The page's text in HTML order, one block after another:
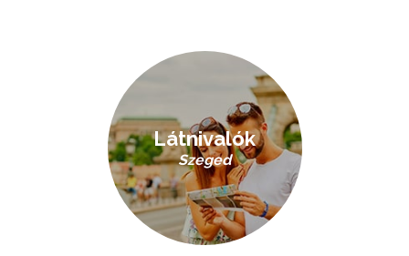
Látnivalók
Szeged